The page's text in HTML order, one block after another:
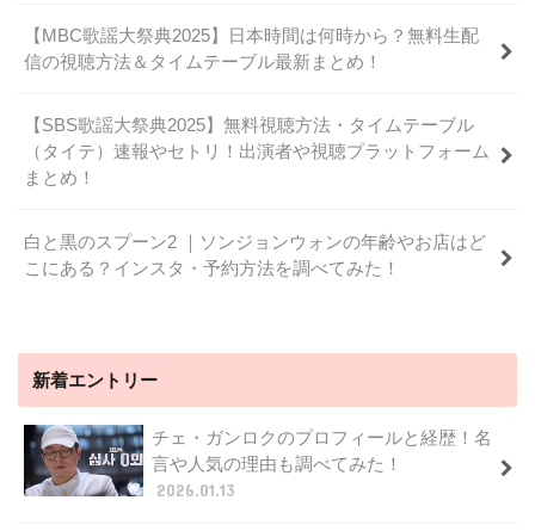
【MBC歌謡大祭典2025】日本時間は何時から？無料生配
信の視聴方法＆タイムテーブル最新まとめ！
【SBS歌謡大祭典2025】無料視聴方法・タイムテーブル
（タイテ）速報やセトリ！出演者や視聴プラットフォーム
まとめ！
白と黒のスプーン2 ｜ソンジョンウォンの年齢やお店はど
こにある？インスタ・予約方法を調べてみた！
新着エントリー
チェ・ガンロクのプロフィールと経歴！名
言や人気の理由も調べてみた！
2026.01.13